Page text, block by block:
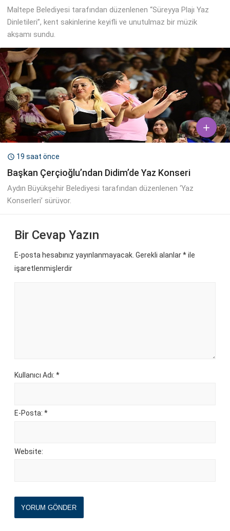
Maltepe Belediyesi tarafından düzenlenen “Süreyya Plajı Yaz
Dinletileri”, kent sakinlerine keyifli ve unutulmaz bir müzik
akşamı sundu.

 19 saat önce
Başkan Çerçioğlu’ndan Didim’de Yaz Konseri
Aydın Büyükşehir Belediyesi tarafından düzenlenen ‘Yaz
Konserleri’ sürüyor.
Bir Cevap Yazın
E-posta hesabınız yayınlanmayacak. Gerekli alanlar*ile
işaretlenmişlerdir
Kullanıcı Adı: *
E-Posta: *
Website:
YORUM GÖNDER